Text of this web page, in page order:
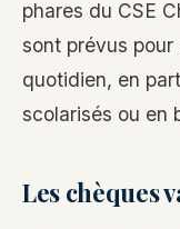
phares du CSE
sont prévus
quotidien, en
scolarisés ou en
Les chèques